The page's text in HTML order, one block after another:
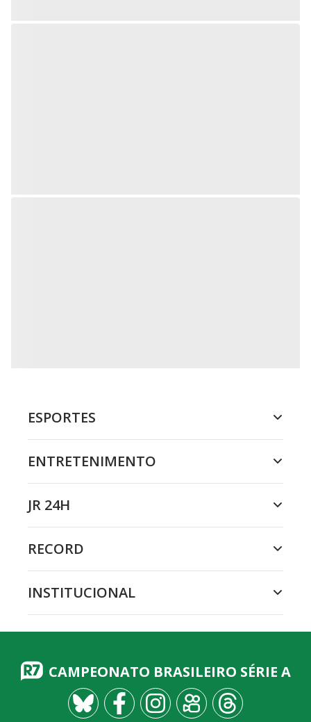
ESPORTES
ENTRETENIMENTO
JR 24H
RECORD
INSTITUCIONAL
CAMPEONATO BRASILEIRO SÉRIE A